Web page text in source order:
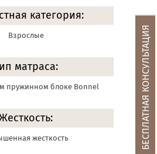
категория:
Взрослые
матраса:
пружинном блоке Bonnel
жесткость БЕСПЛАТНАЯ КОНСУЛЬТАЦИЯ